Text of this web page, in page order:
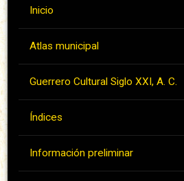
Inicio
Atlas municipal
Guerrero Cultural Siglo XXI, A. C.
Índices
Información preliminar